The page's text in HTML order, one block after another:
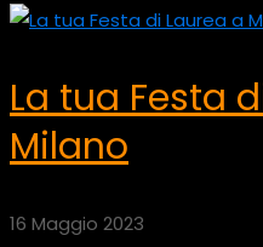
La tua Festa
Milano
16 Maggio 2023